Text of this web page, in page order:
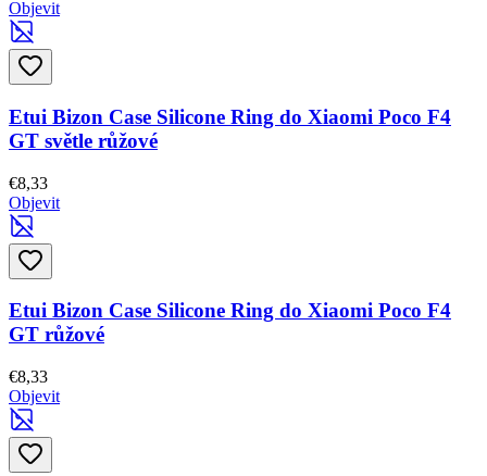
Objevit
Etui Bizon Case Silicone Ring do Xiaomi Poco F4
GT světle růžové
€8,33
Objevit
Etui Bizon Case Silicone Ring do Xiaomi Poco F4
GT růžové
€8,33
Objevit